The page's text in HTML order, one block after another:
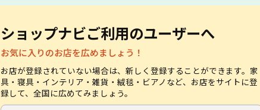
ショップナビご利用のユーザーへ
お気に入りのお店を広めましょう！
お店が登録されていない場合は、新しく登録することができます。家
具・寝具・インテリア・雑貨・絨毯・ビアノなど、お店をサイトに登
録して、全国に広めてみましょう。